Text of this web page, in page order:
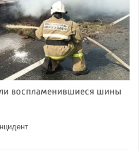
воспламенившиеся шины